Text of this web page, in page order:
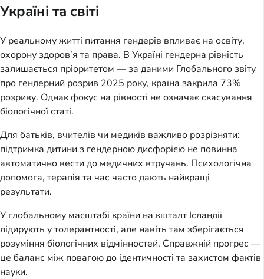
Україні та світі
У реальному житті питання гендерів впливає на освіту,
охорону здоров’я та права. В Україні гендерна рівність
залишається пріоритетом — за даними Глобального звіту
про гендерний розрив 2025 року, країна закрила 73%
розриву. Однак фокус на рівності не означає скасування
біологічної статі.
Для батьків, вчителів чи медиків важливо розрізняти:
підтримка дитини з гендерною дисфорією не повинна
автоматично вести до медичних втручань. Психологічна
допомога, терапія та час часто дають найкращі
результати.
У глобальному масштабі країни на кшталт Ісландії
лідирують у толерантності, але навіть там зберігається
розуміння біологічних відмінностей. Справжній прогрес —
це баланс між повагою до ідентичності та захистом фактів
науки.